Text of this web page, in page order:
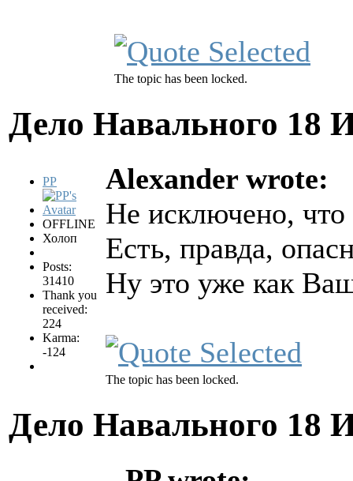
The topic has been locked.
Дело Навального 18
PP
OFFLINE
Холоп
Posts:
31410
Thank you
received:
224
Karma:
-124
Alexander wrote:
Не исключено, что
Есть, правда,
Ну это уже как
The topic has been locked.
Дело Навального 18